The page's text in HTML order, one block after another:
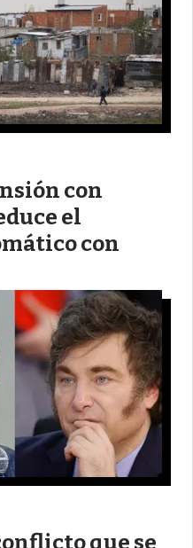
con
el
con
que se